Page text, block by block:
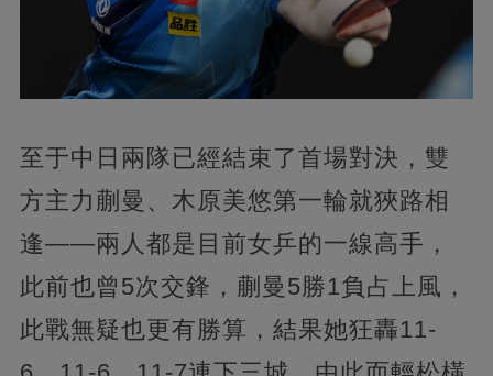
至于中日兩隊已經結束了首場對決，雙
方主力蒯曼、木原美悠第一輪就狹路相
逢——兩人都是目前女乒的一線高手，
此前也曾5次交鋒，蒯曼5勝1負占上風，
此戰無疑也更有勝算，結果她狂轟11-